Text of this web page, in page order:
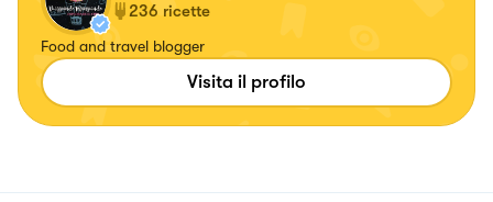
236 ricette
Food and travel blogger
Visita il profilo